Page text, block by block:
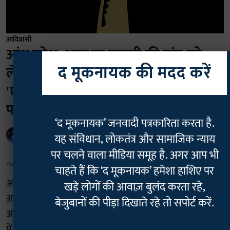
आदिवासी
आंध्र प्रदेश: आरक्षण बहाली की मांग को
लेकर 8 अगस्त को होगा आदिवासियों का
'एजेंसी बंद', चप्पे-चप्पे पर पुलिस का सख्त
पहरा
Rajan Chaudhary
Published on 06 Aug 2026, 6:43 am
आंध्र प्रदेश के आदिवासी संगठनों ने अपनी लंबित मांगों को लेकर
आगामी 8 अगस्त को राज्य भर के एजेंसी क्षेत्रों में पूर्ण बंद का
आह्वान किया है। इन समूहों की सबसे प्रमुख मांग अनुसूचित क्षेत्रों
द मूकनायक की मदद करें
‘द मूकनायक’ जनवादी पत्रकारिता करता है.
यह संविधान, लोकतंत्र और सामाजिक न्याय
पर चलने वाला मीडिया समूह है. अगर आप भी
चाहते हैं कि ‘द मूकनायक’ हमेशा हाशिए पर
खड़े लोगों की आवाज़ बुलंद करता रहे,
बेजुबानों की पीड़ा दिखाते रहे तो सपोर्ट करें.